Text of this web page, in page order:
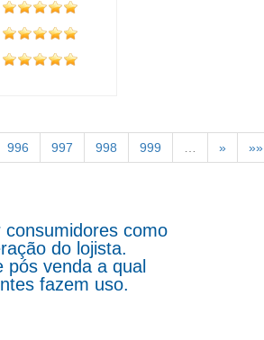
996 997 998 999 » »»
como
do lojista.
venda a qual
fazem uso.